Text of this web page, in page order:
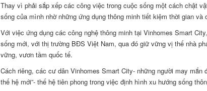
Thay vì phải sắp xếp các công việc trong cuộc sống một cách chật
sống của mình nhờ những ứng dụng thông minh tiết kiệm thời gian và
Với việc ứng dụng các công nghệ thông minh tại Vinhomes Smart
sống mới, với thị trường BĐS Việt Nam, qua đó giữ vững vị thế nhà
vững, vươn tầm quốc tế.
Cách riêng, các cư dân Vinhomes Smart City- những người may
thế hệ mới”- thế hệ tiên phong trong việc định hình xu hướng sống